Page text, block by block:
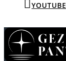
YOUTUBE